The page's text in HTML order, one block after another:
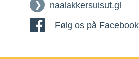
naalakkersuisut.gl
Følg os på Facebook